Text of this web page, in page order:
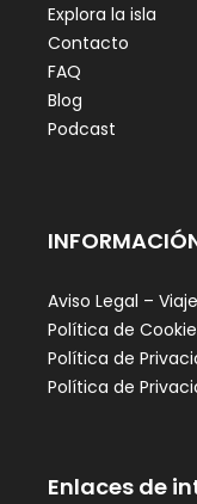
Explora la isla
Contacto
FAQ
Blog
Podcast
Aviso Legal –
Política de
Política de
Política de
Enlaces de